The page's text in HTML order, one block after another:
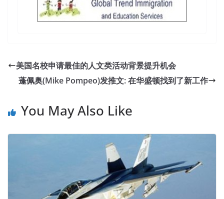
美国名校申请最佳的人文类活动背景提升机会
蓬佩奥(Mike Pompeo)发推文: 在华盛顿找到了新工作
You May Also Like